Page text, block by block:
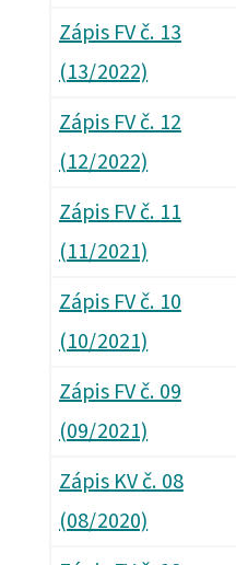
Zápis FV č. 13
(13/2022)
Zápis FV č. 12
(12/2022)
Zápis FV č. 11
(11/2021)
Zápis FV č. 10
(10/2021)
Zápis FV č. 09
(09/2021)
Zápis KV č. 08
(08/2020)